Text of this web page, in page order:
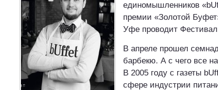
единомышленников
премии «Золотой
Уфе проводит
В апреле прошел
барбекю. А с чего все
В 2005 году с газеты
сфере индустрии